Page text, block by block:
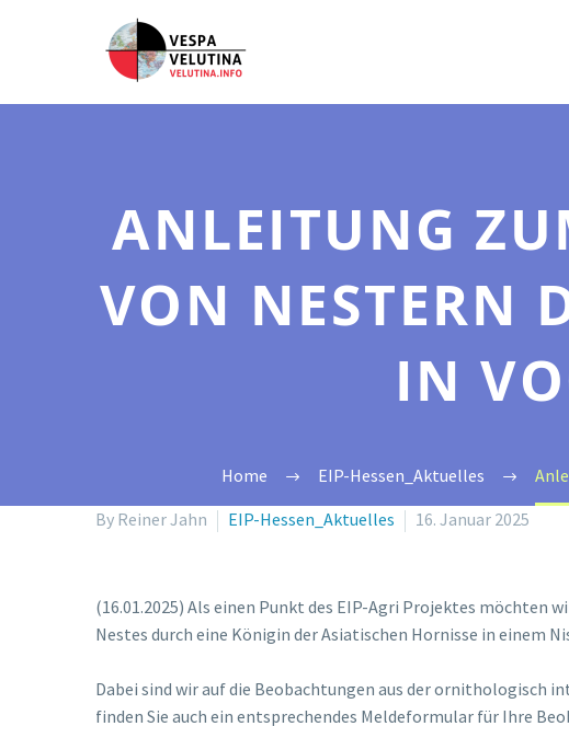
ANLEITUNG
VON NESTERN
IN
Home EIP-Hessen_Aktuelles
By Reiner Jahn EIP-Hessen_Aktuelles 16. Januar 2025
(16.01.2025) Als einen Punkt des EIP-Agri Projektes möchten
Nestes durch eine Königin der Asiatischen Hornisse in einem
Dabei sind wir auf die Beobachtungen aus der ornithologisch
finden Sie auch ein entsprechendes Meldeformular für Ihre